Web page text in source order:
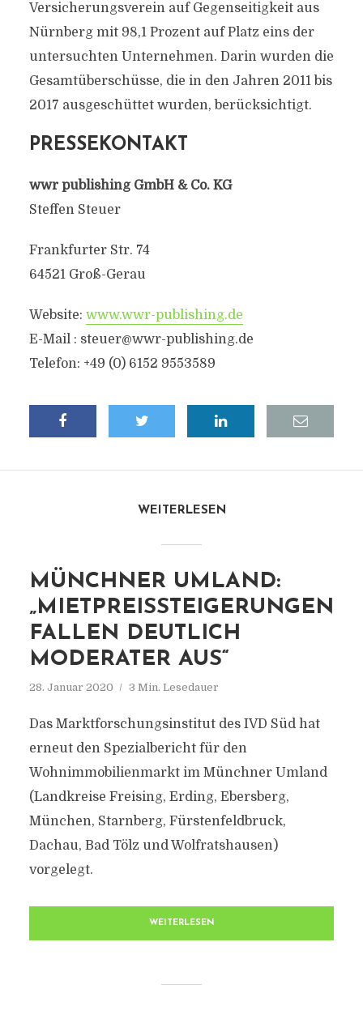
Versicherungsverein auf Gegenseitigkeit aus
Nürnberg mit 98,1 Prozent auf Platz eins der
untersuchten Unternehmen. Darin wurden die
Gesamtüberschüsse, die in den Jahren 2011 bis
2017 ausgeschüttet wurden, berücksichtigt.
PRESSEKONTAKT
wwr publishing GmbH & Co. KG
Steffen Steuer
Frankfurter Str. 74
64521 Groß-Gerau
Website: www.wwr-publishing.de
E-Mail : steuer@wwr-publishing.de
Telefon: +49 (0) 6152 9553589
WEITERLESEN
MÜNCHNER UMLAND:
„MIETPREISSTEIGERUNGEN
FALLEN DEUTLICH
MODERATER AUS“
28. Januar 2020 3 Min. Lesedauer
Das Marktforschungsinstitut des IVD Süd hat
erneut den Spezialbericht für den
Wohnimmobilienmarkt im Münchner Umland
(Landkreise Freising, Erding, Ebersberg,
München, Starnberg, Fürstenfeldbruck,
Dachau, Bad Tölz und Wolfratshausen)
vorgelegt.
WEITERLESEN